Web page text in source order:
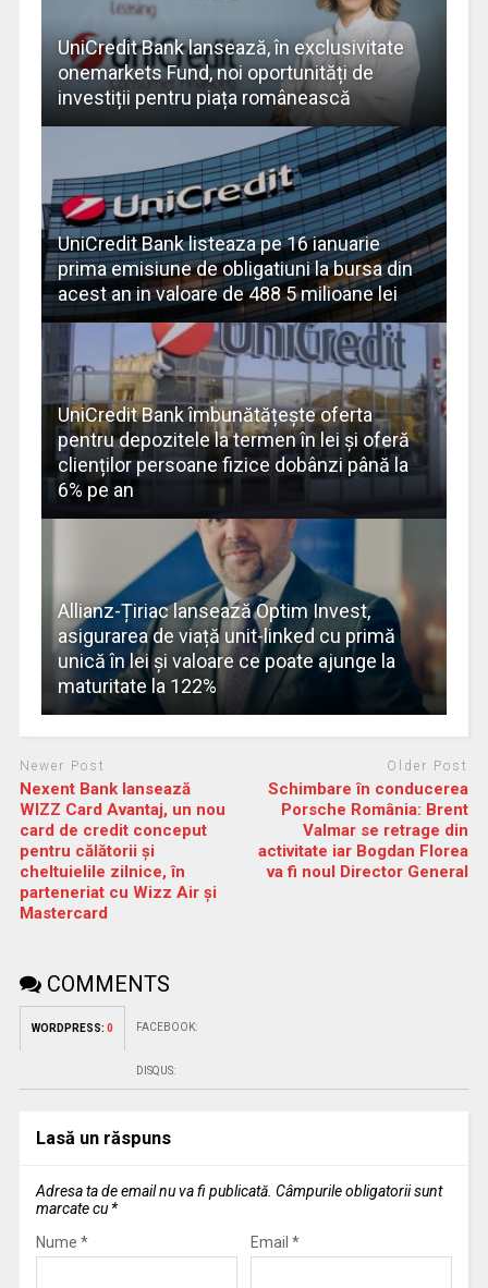
UniCredit Bank lansează, în exclusivitate
onemarkets Fund, noi oportunități de
investiții pentru piața românească
UniCredit Bank listeaza pe 16 ianuarie
prima emisiune de obligatiuni la bursa din
acest an in valoare de 488 5 milioane lei
UniCredit Bank îmbunătățește oferta
pentru depozitele la termen în lei și oferă
clienților persoane fizice dobânzi până la
6% pe an
Allianz-Țiriac lansează Optim Invest,
asigurarea de viață unit-linked cu primă
unică în lei și valoare ce poate ajunge la
maturitate la 122%
Newer Post
Nexent Bank lansează
WIZZ Card Avantaj, un nou
card de credit conceput
pentru călătorii și
cheltuielile zilnice, în
parteneriat cu Wizz Air și
Mastercard
Older Post
Schimbare în conducerea
Porsche România: Brent
Valmar se retrage din
activitate iar Bogdan Florea
va fi noul Director General
COMMENTS
WORDPRESS: 0 FACEBOOK:
DISQUS:
Lasă un răspuns
Adresa ta de email nu va fi publicată. Câmpurile obligatorii sunt
marcate cu *
Nume * Email *